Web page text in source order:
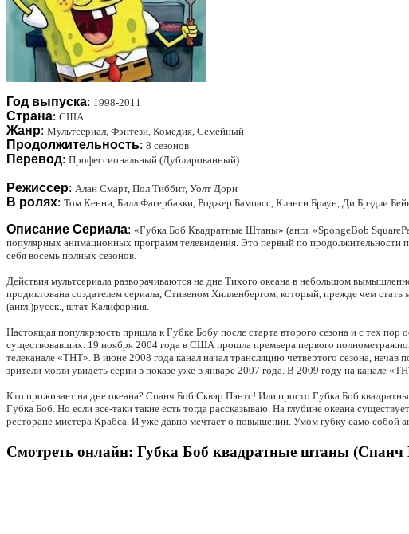
Год выпуска: 1998-2011
Страна: США
Жанр: Мультсериал, Фэнтези, Комедия, Семейный
Продолжительность: 8 сезонов
Перевод: Профессиональный (Дублированный)
Режиссер: Алан Смарт, Пол Тиббит, Уолт Дорн
В ролях: Том Кенни, Билл Фагербакки, Роджер Бампасс, Клэнси Браун, Ди Брэдли
Описание Сериала: «Губка Боб Квадратные Штаны» (англ. «SpongeBob
популярных анимационных программ телевидения. Это первый по
себя восемь полных сезонов.
Действия мультсериала разворачиваются на дне Тихого океана в небольшом
продиктована создателем сериала, Стивеном Хилленбергом, который, прежде чем
(англ.)русск., штат Калифорния.
Настоящая популярность пришла к Губке Бобу после старта второго сезона и с тех
существовавших. 19 ноября 2004 года в США прошла премьера первого
телеканале «ТНТ». В июне 2008 года канал начал трансляцию четвёртого сезона,
зрители могли увидеть серии в показе уже в январе 2007 года. В 2009 году на канале
Кто проживает на дне океана? Спанч Боб Сквэр Пэнтс! Или просто Губка Боб
Губка Боб. Но если все-таки такие есть тогда рассказываю. На глубине океана
ресторане мистера Крабса. И уже давно мечтает о повышении. Умом губку само собой
Смотреть онлайн: Губка Боб квадратные штаны (Спанч